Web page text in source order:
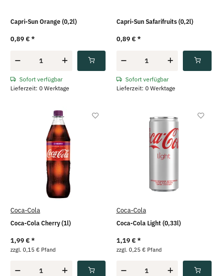
Capri-Sun Orange (0,2l)
0,89 €*
Sofort verfügbar
Lieferzeit: 0 Werktage
Capri-Sun Safarifruits (0,2l)
0,89 €*
Sofort verfügbar
Lieferzeit: 0 Werktage
Coca-Cola
Coca-Cola Cherry (1l)
1,99 €*
zzgl. 0,15 € Pfand
Coca-Cola
Coca-Cola Light (0,33l)
1,19 €*
zzgl. 0,25 € Pfand